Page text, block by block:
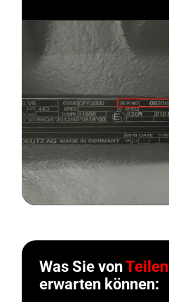
Was Sie vonTeilen
erwarten können: